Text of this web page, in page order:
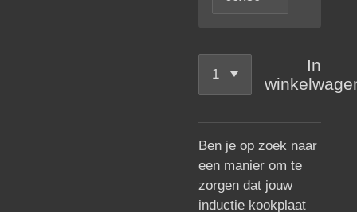
In
Ben je op zoek naar
een manier om te
zorgen dat jouw
inductie kookplaat